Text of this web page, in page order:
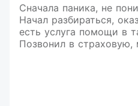
Сначала паника, не
Начал разбираться,
есть услуга помощи в
Позвонил в страховую,